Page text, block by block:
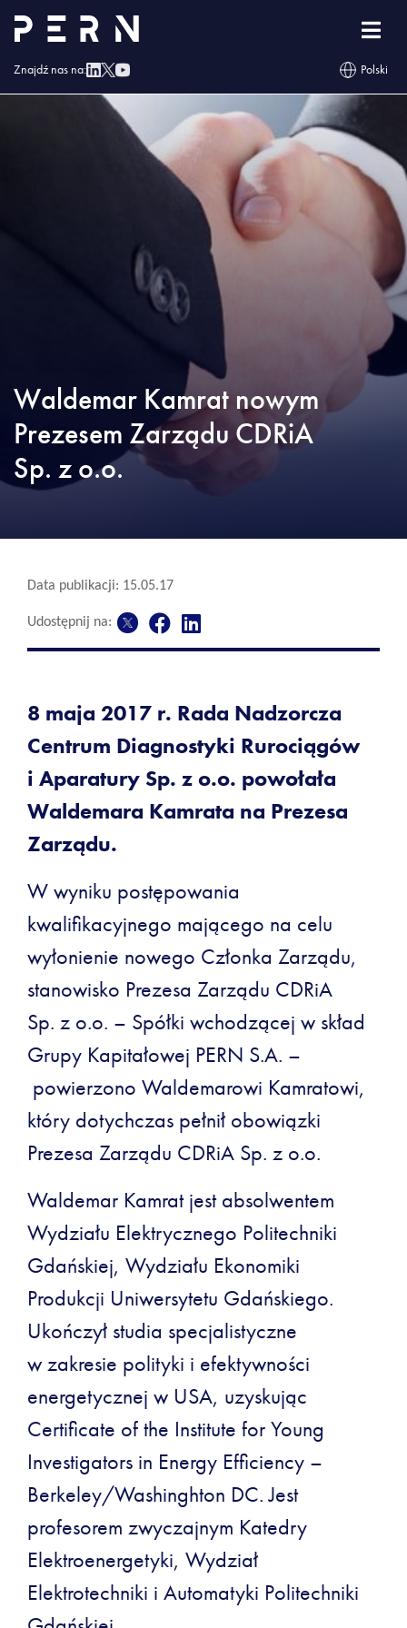
Znajdź nas na: Polski
Strona główna »Blog »Waldemar Kamrat nowym Prezesem Zarządu CDRiA Sp.
Waldemar Kamrat nowym
Prezesem Zarządu CDRiA
Sp. z o.o.
Data publikacji: 15.05.17
Udostępnij na:
8 maja 2017 r. Rada Nadzorcza
Centrum Diagnostyki Rurociągów
i Aparatury Sp. z o.o. powołała
Waldemara Kamrata na Prezesa
Zarządu.
W wyniku postępowania
kwalifikacyjnego mającego na celu
wyłonienie nowego Członka Zarządu,
stanowisko Prezesa Zarządu CDRiA
Sp. z o.o. – Spółki wchodzącej w skład
Grupy Kapitałowej PERN S.A. –
powierzono Waldemarowi Kamratowi,
który dotychczas pełnił obowiązki
Prezesa Zarządu CDRiA Sp. z o.o.
Waldemar Kamrat jest absolwentem
Wydziału Elektrycznego Politechniki
Gdańskiej, Wydziału Ekonomiki
Produkcji Uniwersytetu Gdańskiego.
Ukończył studia specjalistyczne
w zakresie polityki i efektywności
energetycznej w USA, uzyskując
Certificate of the Institute for Young
Investigators in Energy Efficiency –
Berkeley/Washinghton DC. Jest
profesorem zwyczajnym Katedry
Elektroenergetyki, Wydział
Elektrotechniki i Automatyki Politechniki